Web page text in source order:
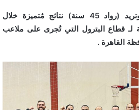
حقق فريق خماسي بتروتريد (رواد 45 سنة) نتائج مُتميزة خلال
لـ قطاع البترول التي تُجرى على ملاعب
القاهرة .